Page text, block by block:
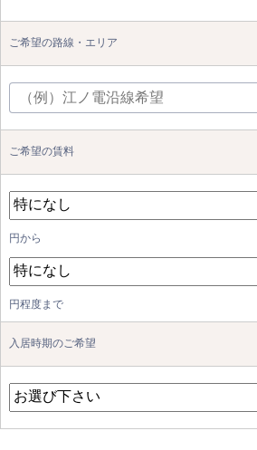
ご希望の路線・エリア
ご希望の賃料
円から
円程度まで
入居時期のご希望